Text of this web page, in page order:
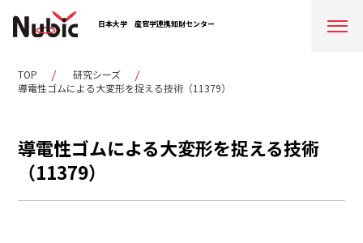
日本大学 産官学連携知財センター
TOP
研究シーズ
導電性ゴムによる大変形を捉える技術（11379）
導電性ゴムによる大変形を捉える技術
（11379）